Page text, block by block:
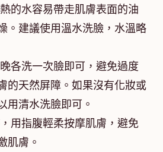
的水容易帶走肌膚表面的油
。建議使用溫水洗臉，水溫略
各洗一次臉即可，避免過度
的天然屏障。如果沒有化妝或
用清水洗臉即可。
用指腹輕柔按摩肌膚，避免
肌膚。